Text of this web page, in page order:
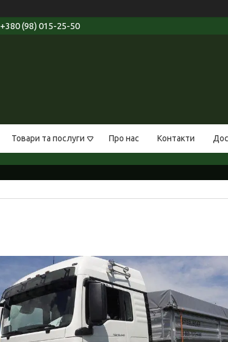
+380 (98) 015-25-50
Товари та послуги Про нас Контакти